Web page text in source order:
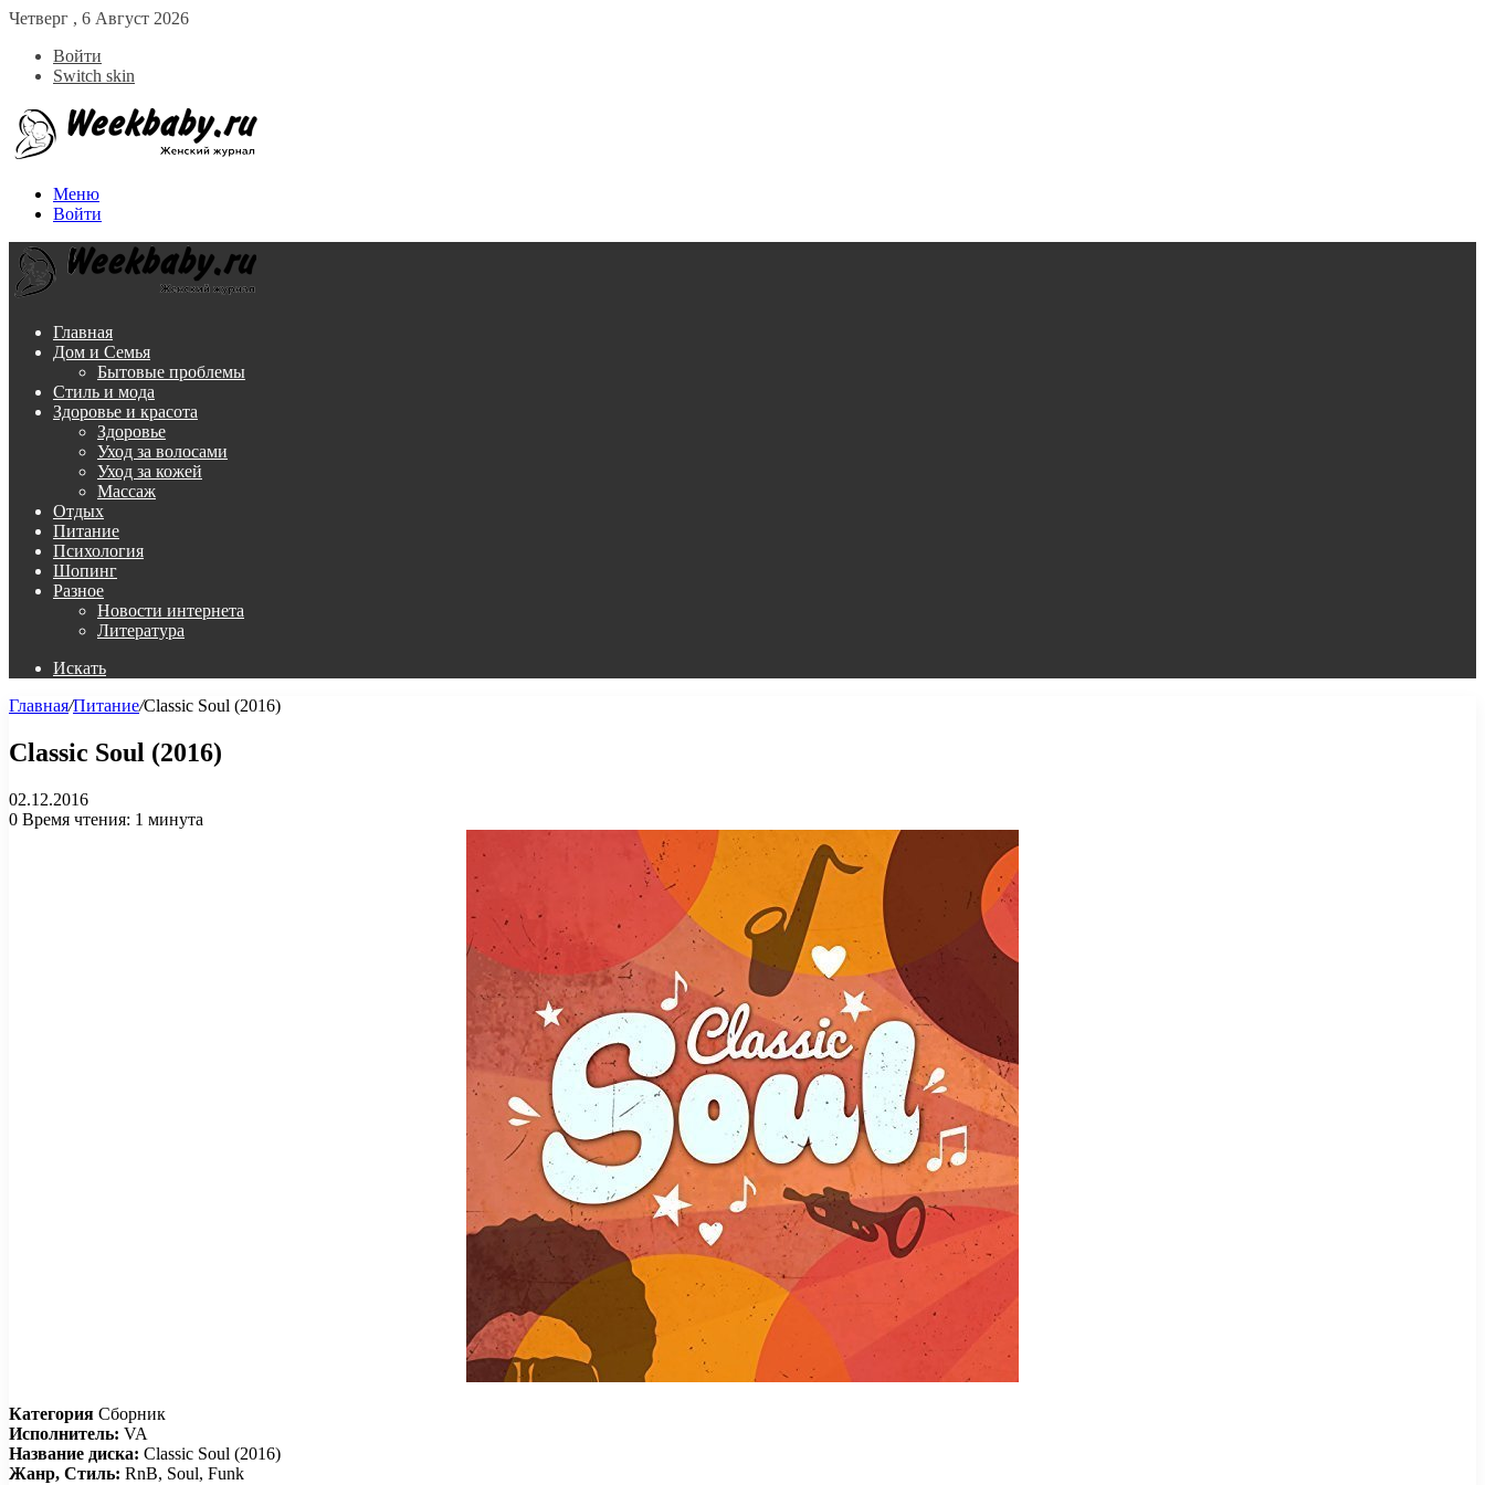
Четверг , 6 Август 2026
Войти
Switch skin
Меню
Войти
Главная
Дом и Семья
Бытовые проблемы
Стиль и мода
Здоровье и красота
Здоровье
Уход за волосами
Уход за кожей
Массаж
Отдых
Питание
Психология
Шопинг
Разное
Новости интернета
Литература
Искать
Главная/Питание/Classic Soul (2016)
Classic Soul (2016)
02.12.2016
0 Время чтения: 1 минута
Категория Сборник
Исполнитель: VA
Название диска: Classic Soul (2016)
Жанр, Стиль: RnB, Soul, Funk